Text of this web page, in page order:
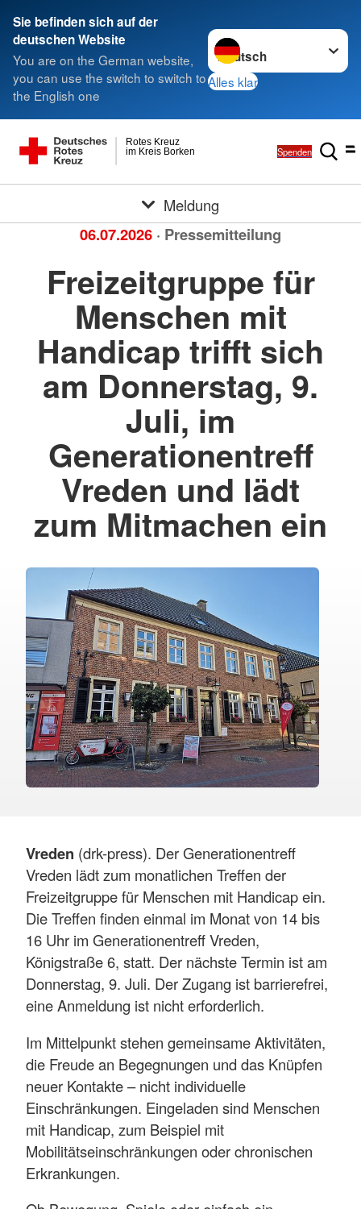
Sie befinden sich auf der
deutschen Website
You are on the German website,
you can use the switch to switch to
the English one
Sprache wechseln zu
Alles klar
im Kreis Borken
Rotes Kreuz
Spenden
Meldung
06.07.2026 · Pressemitteilung
Freizeitgruppe für
Menschen mit
Handicap trifft sich
am Donnerstag, 9.
Juli, im
Generationentreff
Vreden und lädt
zum Mitmachen ein
Vreden (drk-press). Der Generationentreff
Vreden lädt zum monatlichen Treffen der
Freizeitgruppe für Menschen mit Handicap ein.
Die Treffen finden einmal im Monat von 14 bis
16 Uhr im Generationentreff Vreden,
Königstraße 6, statt. Der nächste Termin ist am
Donnerstag, 9. Juli. Der Zugang ist barrierefrei,
eine Anmeldung ist nicht erforderlich.
Im Mittelpunkt stehen gemeinsame Aktivitäten,
die Freude an Begegnungen und das Knüpfen
neuer Kontakte – nicht individuelle
Einschränkungen. Eingeladen sind Menschen
mit Handicap, zum Beispiel mit
Mobilitätseinschränkungen oder chronischen
Erkrankungen.